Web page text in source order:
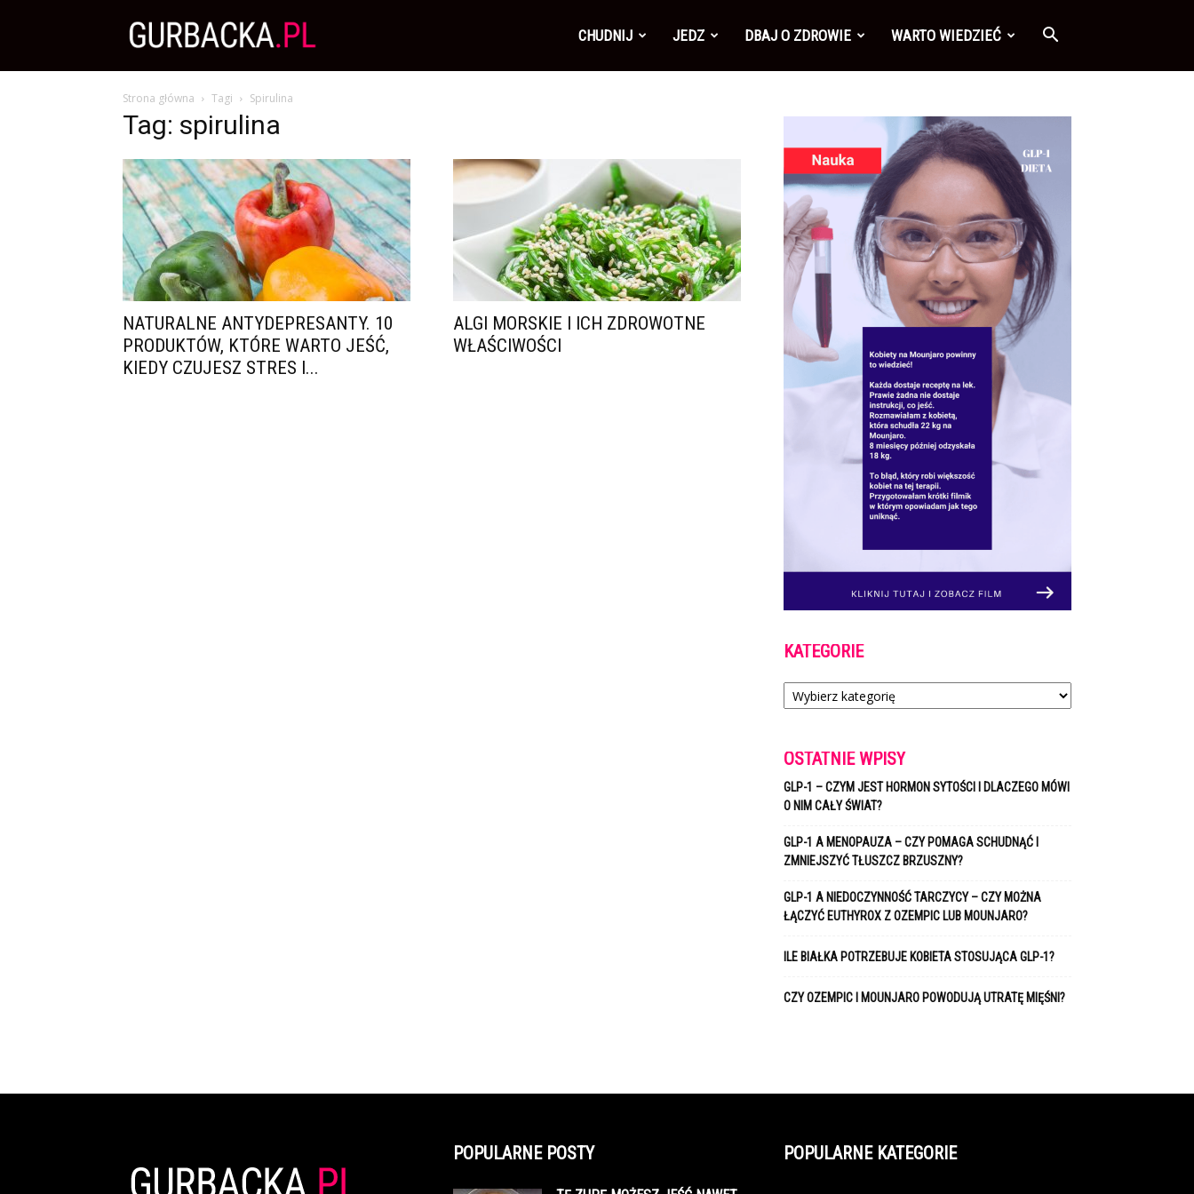
Odchudzanie
i
przepisy
CHUDNIJ JEDZ DBAJ O ZDROWIE WARTO WIEDZIEĆ
Strona główna Tagi Spirulina
Tag: spirulina
NATURALNE ANTYDEPRESANTY. 10
PRODUKTÓW, KTÓRE WARTO JEŚĆ,
KIEDY CZUJESZ STRES I...
ALGI MORSKIE I ICH ZDROWOTNE
WŁAŚCIWOŚCI
KATEGORIE
Kategorie
OSTATNIE WPISY
GLP-1 – CZYM JEST HORMON SYTOŚCI I DLACZEGO MÓWI
O NIM CAŁY ŚWIAT?
GLP-1 A MENOPAUZA – CZY POMAGA SCHUDNĄĆ I
ZMNIEJSZYĆ TŁUSZCZ BRZUSZNY?
GLP-1 A NIEDOCZYNNOŚĆ TARCZYCY – CZY MOŻNA
ŁĄCZYĆ EUTHYROX Z OZEMPIC LUB MOUNJARO?
ILE BIAŁKA POTRZEBUJE KOBIETA STOSUJĄCA GLP-1?
CZY OZEMPIC I MOUNJARO POWODUJĄ UTRATĘ MIĘŚNI?
POPULARNE POSTY POPULARNE KATEGORIE